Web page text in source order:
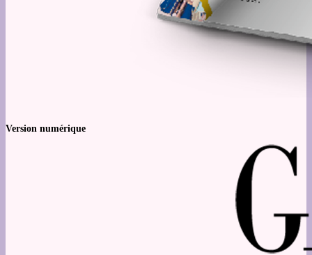
Version numérique